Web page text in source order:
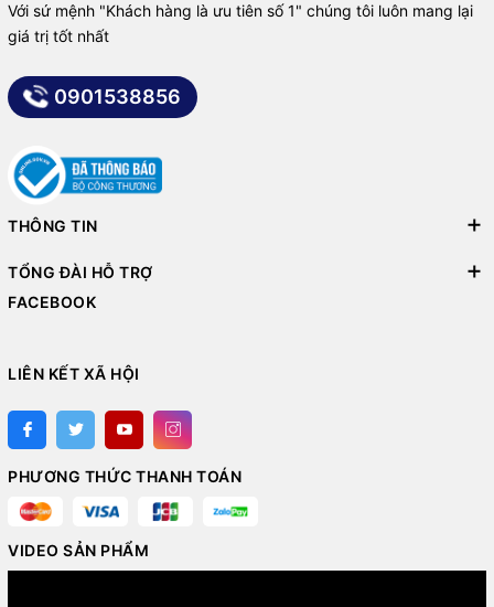
Với sứ mệnh "Khách hàng là ưu tiên số 1" chúng tôi luôn mang lại
giá trị tốt nhất
0901538856
THÔNG TIN
TỔNG ĐÀI HỖ TRỢ
FACEBOOK
LIÊN KẾT XÃ HỘI
PHƯƠNG THỨC THANH TOÁN
VIDEO SẢN PHẨM